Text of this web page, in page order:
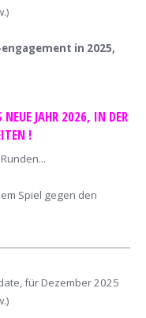
in 2025,
JAHR 2026, IN DER
!
Spiel gegen den
für Dezember 2025